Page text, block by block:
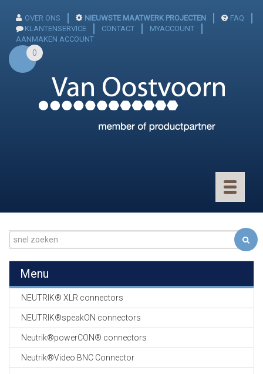
OVER ONS NIEUWSTE MAATWERK PROJECTEN
FAQ
KLANTENSERVICE
CONTACT
MYACCOUNT
AANMAKEN ACCOUNT
0
Toggle
GEVLOCHTEN KOUS
EN
KRIMP KOUS
KOPER KABEL
OP ROL
Menu
NEUTRIK® XLR connectors
NEUTRIK®speakON connectors
Neutrik®powerCON® connectors
Neutrik®Video BNC Connector